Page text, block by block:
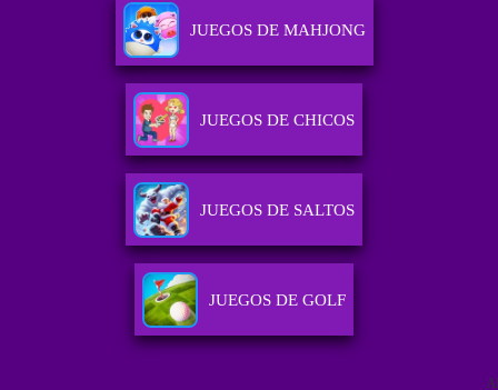
JUEGOS DE MAHJONG
JUEGOS DE CHICOS
JUEGOS DE SALTOS
JUEGOS DE GOLF